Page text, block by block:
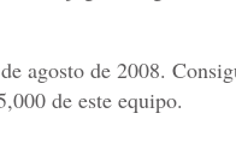
agosto de 2008.
de este equipo.